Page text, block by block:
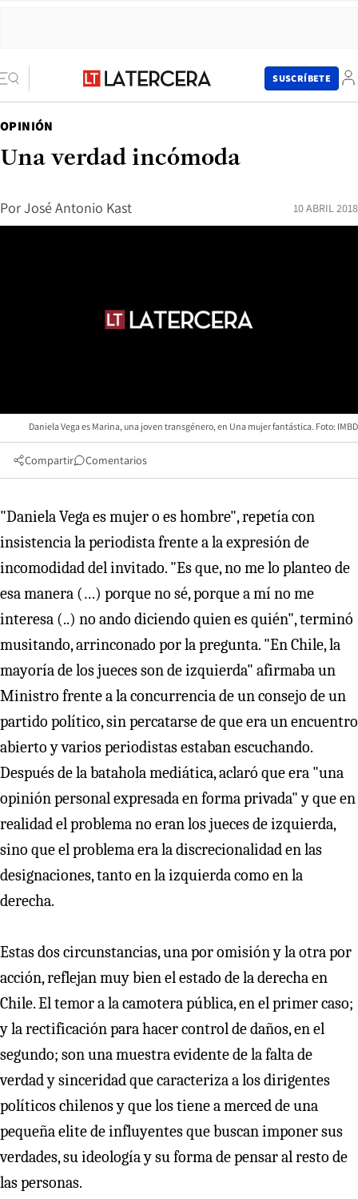
SUSCRÍBETE
OPINIÓN
Una verdad incómoda
PorJosé Antonio Kast 10 ABRIL 2018
Daniela Vega es Marina, una joven transgénero, en Una mujer fantástica. Foto: IMBD
Compartir Comentarios
"Daniela Vega es mujer o es hombre", repetía con
insistencia la periodista frente a la expresión de
incomodidad del invitado. "Es que, no me lo planteo de
esa manera (…) porque no sé, porque a mí no me
interesa (..) no ando diciendo quien es quién", terminó
musitando, arrinconado por la pregunta. "En Chile, la
mayoría de los jueces son de izquierda" afirmaba un
Ministro frente a la concurrencia de un consejo de un
partido político, sin percatarse de que era un encuentro
abierto y varios periodistas estaban escuchando.
Después de la batahola mediática, aclaró que era "una
opinión personal expresada en forma privada" y que en
realidad el problema no eran los jueces de izquierda,
sino que el problema era la discrecionalidad en las
designaciones, tanto en la izquierda como en la
derecha.
Estas dos circunstancias, una por omisión y la otra por
acción, reflejan muy bien el estado de la derecha en
Chile. El temor a la camotera pública, en el primer caso;
y la rectificación para hacer control de daños, en el
segundo; son una muestra evidente de la falta de
verdad y sinceridad que caracteriza a los dirigentes
políticos chilenos y que los tiene a merced de una
pequeña elite de influyentes que buscan imponer sus
verdades, su ideología y su forma de pensar al resto de
las personas.